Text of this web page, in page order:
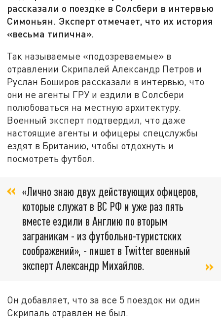
рассказали о поездке в Солсбери в интервью
Симоньян. Эксперт отмечает, что их история
«весьма типична».
Так называемые «подозреваемые» в
отравлении Скрипалей Александр Петров и
Руслан Боширов рассказали в интервью, что
они не агенты ГРУ и ездили в Солсбери
полюбоваться на местную архитектуру.
Военный эксперт подтвердил, что даже
настоящие агенты и офицеры спецслужбы
ездят в Британию, чтобы отдохнуть и
посмотреть футбол.
«Лично знаю двух действующих офицеров,
которые служат в ВС РФ и уже раз пять
вместе ездили в Англию по вторым
заграникам - из футбольно-туристских
соображений», - пишет в Twitter военный
эксперт Александр Михайлов.
Он добавляет, что за все 5 поездок ни один
Скрипаль отравлен не был.